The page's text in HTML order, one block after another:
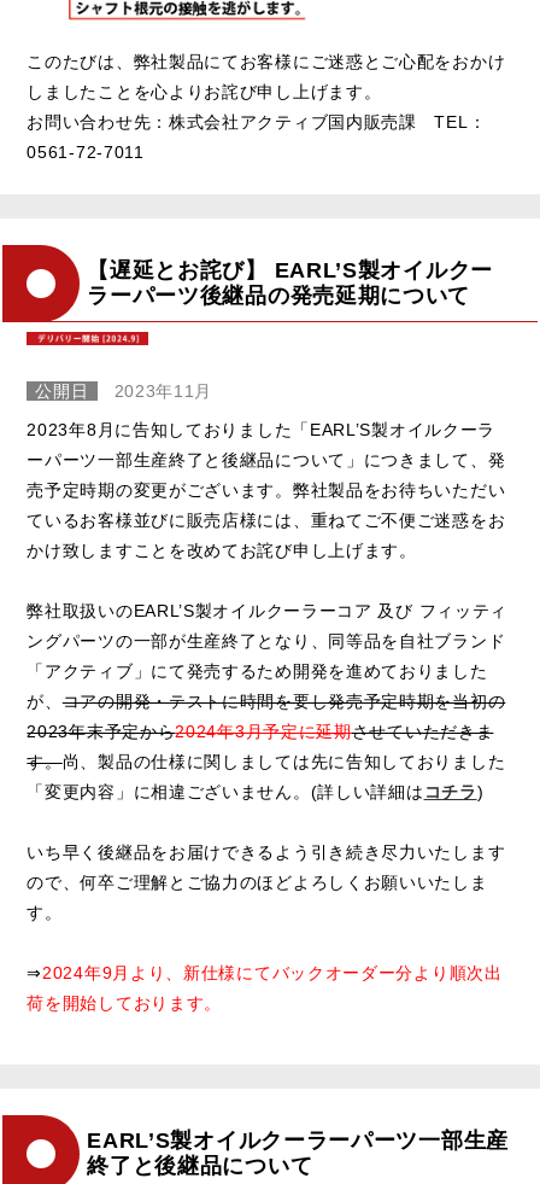
このたびは、弊社製品にてお客様にご迷惑とご心配をおかけ
しましたことを心よりお詫び申し上げます。
お問い合わせ先：株式会社アクティブ国内販売課 TEL：
0561-72-7011
【遅延とお詫び】 EARL’S製オイルクー
ラーパーツ後継品の発売延期について
公開日
2023年11月
2023年8月に告知しておりました「EARL’S製オイルクーラ
ーパーツ一部生産終了と後継品について」につきまして、発
売予定時期の変更がございます。弊社製品をお待ちいただい
ているお客様並びに販売店様には、重ねてご不便ご迷惑をお
かけ致しますことを改めてお詫び申し上げます。
弊社取扱いのEARL’S製オイルクーラーコア 及び フィッティ
ングパーツの一部が生産終了となり、同等品を自社ブランド
「アクティブ」にて発売するため開発を進めておりました
が、コアの開発・テストに時間を要し発売予定時期を当初の
2023年末予定から2024年3月予定に延期させていただきま
す。尚、製品の仕様に関しましては先に告知しておりました
「変更内容」に相違ございません。(詳しい詳細は コチラ)
いち早く後継品をお届けできるよう引き続き尽力いたします
ので、何卒ご理解とご協力のほどよろしくお願いいたしま
す。
⇒2024年9月より、新仕様にてバックオーダー分より順次出
荷を開始しております。
EARL’S製オイルクーラーパーツ一部生産
終了と後継品について